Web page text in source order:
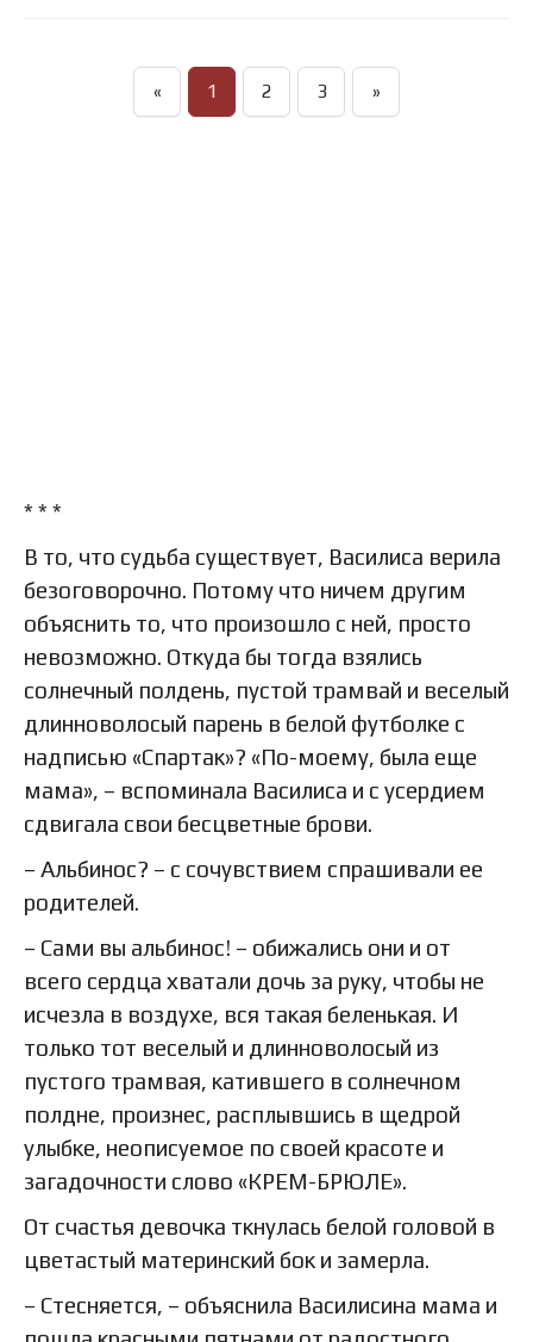
« 1 2 3 »
* * *
В то, что судьба существует, Василиса верила
безоговорочно. Потому что ничем другим
объяснить то, что произошло с ней, просто
невозможно. Откуда бы тогда взялись
солнечный полдень, пустой трамвай и веселый
длинноволосый парень в белой футболке с
надписью «Спартак»? «По-моему, была еще
мама», – вспоминала Василиса и с усердием
сдвигала свои бесцветные брови.
– Альбинос? – с сочувствием спрашивали ее
родителей.
– Сами вы альбинос! – обижались они и от
всего сердца хватали дочь за руку, чтобы не
исчезла в воздухе, вся такая беленькая. И
только тот веселый и длинноволосый из
пустого трамвая, катившего в солнечном
полдне, произнес, расплывшись в щедрой
улыбке, неописуемое по своей красоте и
загадочности слово «КРЕМ-БРЮЛЕ».
От счастья девочка ткнулась белой головой в
цветастый материнский бок и замерла.
– Стесняется, – объяснила Василисина мама и